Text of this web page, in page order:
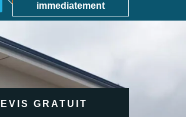
immediatement
GRATUIT